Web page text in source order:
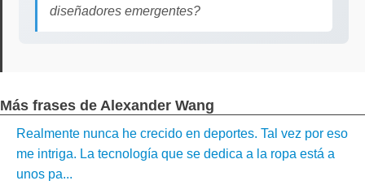
diseñadores emergentes?
Más frases de Alexander Wang
Realmente nunca he crecido en deportes. Tal vez por eso
me intriga. La tecnología que se dedica a la ropa está a
unos pa...